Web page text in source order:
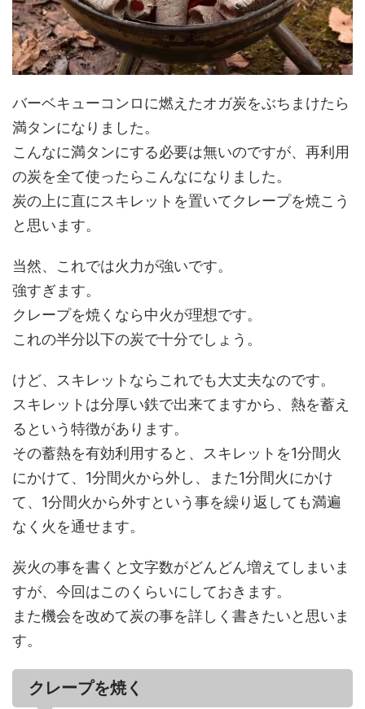
バーベキューコンロに燃えたオガ炭をぶちまけたら
満タンになりました。
こんなに満タンにする必要は無いのですが、再利用
の炭を全て使ったらこんなになりました。
炭の上に直にスキレットを置いてクレープを焼こう
と思います。
当然、これでは火力が強いです。
強すぎます。
クレープを焼くなら中火が理想です。
これの半分以下の炭で十分でしょう。
けど、スキレットならこれでも大丈夫なのです。
スキレットは分厚い鉄で出来てますから、熱を蓄え
るという特徴があります。
その蓄熱を有効利用すると、スキレットを1分間火
にかけて、1分間火から外し、また1分間火にかけ
て、1分間火から外すという事を繰り返しても満遍
なく火を通せます。
炭火の事を書くと文字数がどんどん増えてしまいま
すが、今回はこのくらいにしておきます。
また機会を改めて炭の事を詳しく書きたいと思いま
す。
クレープを焼く